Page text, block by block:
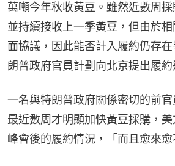
萬噸今年秋收黃豆。雖然近數周採
並持續接收上一季黃豆，但由於
面協議，因此能否計入履約仍存
朗普政府官員計劃向北京提出履約
一名與特朗普政府關係密切的前官
最近數周才明顯加快黃豆採購，
峰會後的履約情況，「而且愈來愈